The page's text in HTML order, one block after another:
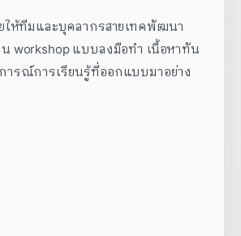
ยให้ทีมและบุคลากรสายเทคพัฒนา
workshop แบบลงมือทำ เนื้อหาทัน
ารณ์การเรียนรู้ที่ออกแบบมาอย่าง